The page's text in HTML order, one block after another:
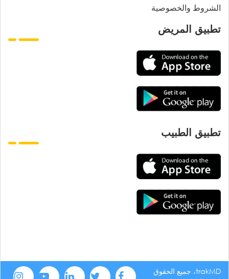
الشروط والخصوصية
تطبيق المريض
تطبيق الطبيب
trakMD، جميع الحقوق